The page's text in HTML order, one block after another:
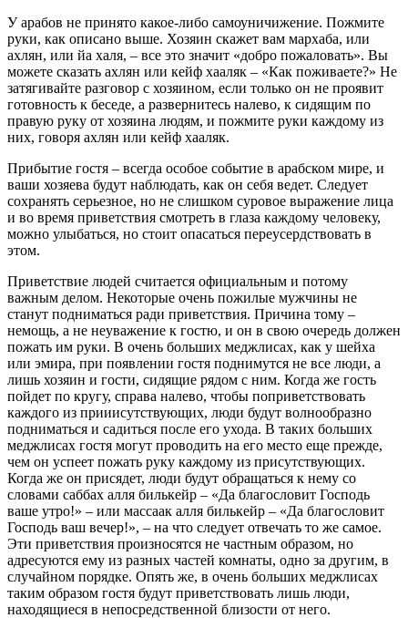
У арабов не принято какое-либо самоуничижение. Пожмите
руки, как описано выше. Хозяин скажет вам мархаба, или
ахлян, или йа халя, – все это значит «добро пожаловать». Вы
можете сказать ахлян или кейф хааляк – «Как поживаете?» Не
затягивайте разговор с хозяином, если только он не проявит
готовность к беседе, а развернитесь налево, к сидящим по
правую руку от хозяина людям, и пожмите руки каждому из
них, говоря ахлян или кейф хааляк.
Прибытие гостя – всегда особое событие в арабском мире, и
ваши хозяева будут наблюдать, как он себя ведет. Следует
сохранять серьезное, но не слишком суровое выражение лица
и во время приветствия смотреть в глаза каждому человеку,
можно улыбаться, но стоит опасаться переусердствовать в
этом.
Приветствие людей считается официальным и потому
важным делом. Некоторые очень пожилые мужчины не
станут подниматься ради приветствия. Причина тому –
немощь, а не неуважение к гостю, и он в свою очередь должен
пожать им руки. В очень больших меджлисах, как у шейха
или эмира, при появлении гостя поднимутся не все люди, а
лишь хозяин и гости, сидящие рядом с ним. Когда же гость
пойдет по кругу, справа налево, чтобы поприветствовать
каждого из прииисутствующих, люди будут волнообразно
подниматься и садиться после его ухода. В таких больших
меджлисах гостя могут проводить на его место еще прежде,
чем он успеет пожать руку каждому из присутствующих.
Когда же он присядет, люди будут обращаться к нему со
словами саббах алля билькейр – «Да благословит Господь
ваше утро!» – или массаак алля билькейр – «Да благословит
Господь ваш вечер!», – на что следует отвечать то же самое.
Эти приветствия произносятся не частным образом, но
адресуются ему из разных частей комнаты, одно за другим, в
случайном порядке. Опять же, в очень больших меджлисах
таким образом гостя будут приветствовать лишь люди,
находящиеся в непосредственной близости от него.